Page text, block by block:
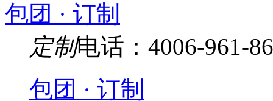
包团 · 订制
定制电话：4006-961-
包团 · 订制